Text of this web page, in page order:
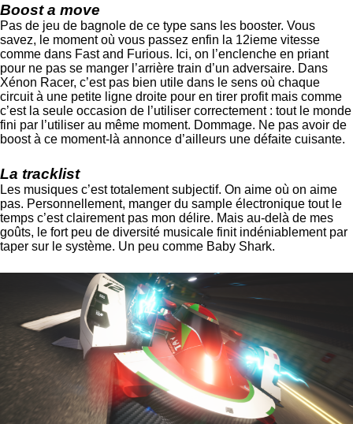
Boost a move
Pas de jeu de bagnole de ce type sans les booster. Vous
savez, le moment où vous passez enfin la 12ieme vitesse
comme dans Fast and Furious. Ici, on l’enclenche en priant
pour ne pas se manger l’arrière train d’un adversaire. Dans
Xénon Racer, c’est pas bien utile dans le sens où chaque
circuit à une petite ligne droite pour en tirer profit mais comme
c’est la seule occasion de l’utiliser correctement : tout le monde
fini par l’utiliser au même moment. Dommage. Ne pas avoir de
boost à ce moment-là annonce d’ailleurs une défaite cuisante.
La tracklist
Les musiques c’est totalement subjectif. On aime où on aime
pas. Personnellement, manger du sample électronique tout le
temps c’est clairement pas mon délire. Mais au-delà de mes
goûts, le fort peu de diversité musicale finit indéniablement par
taper sur le système. Un peu comme Baby Shark.